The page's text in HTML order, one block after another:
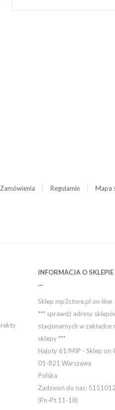
Zamówienia Regulamin Mapa
INFORMACJA O SKLEPIE
Sklep mp3store.pl on-line
*** sprawdź adresy
stacjonarnych w zakładce
sklepy ***
Hajoty 61/MIP - Sklep on-
01-821 Warszawa
Polska
Zadzwoń do nas:
(Pn-Pt 11-18)